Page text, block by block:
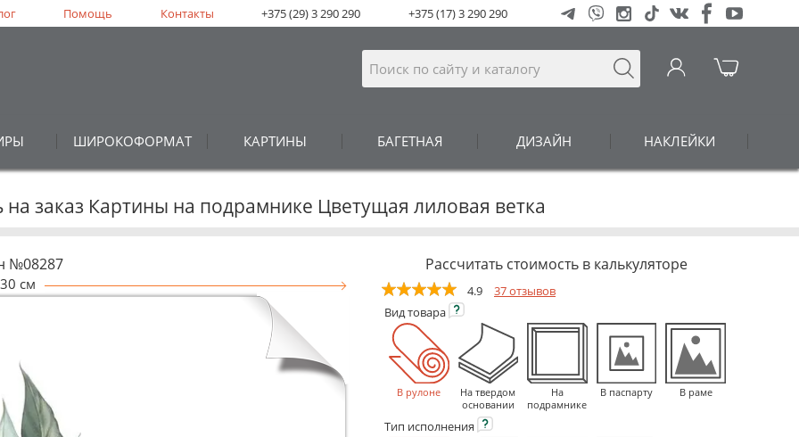
ШИРОКОФОРМАТ КАРТИНЫ БАГЕТНАЯ ДИЗАЙН НАКЛЕЙКИ
Помощь Контакты +375 (29) 3 290 290 +375 (17) 3 290 290
на заказ Картины на подрамнике Цветущая лиловая ветка
№08287
30 см
Рассчитать стоимость в калькуляторе
4.9
37 отзывов
Видтовара
В рулоне
На твердом
основании
На
подрамнике
В паспарту В раме
Тип исполнения